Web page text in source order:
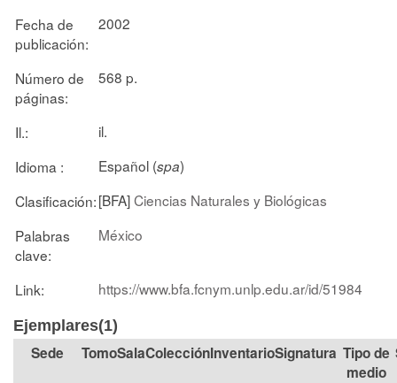
Fecha de
publicación:
2002
Número de
páginas:
568 p.
Il.:
il.
Idioma :
Español (spa)
Clasificación:[BFA]Ciencias Naturales y Biológicas
Palabras
clave:
México
Link: https://www.bfa.fcnym.unlp.edu.ar/id/51984
Ejemplares(1)
TomoSalaColección Signatura Tipo de
medio